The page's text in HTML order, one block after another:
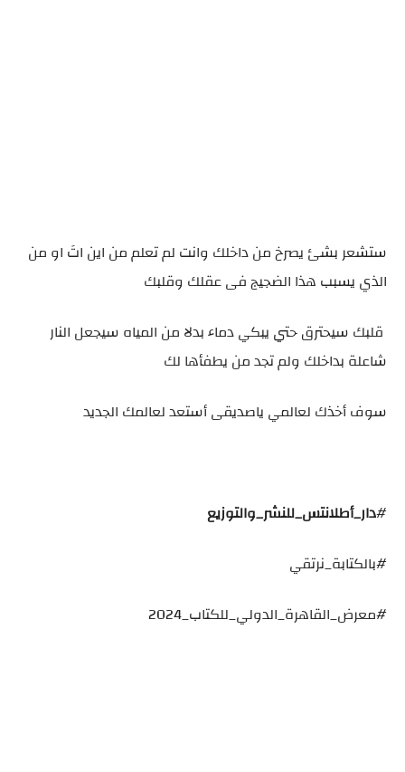
ستشعر بشئ يصرخ من داخلك وانت لم تعلم من اين اتَ او من
الذي يسبب هذا الضجيج فى عقلك وقلبك
قلبك سيحترق حتي يبكي دماء بدلا من المياه سيجعل النار
شاعلة بداخلك ولم تجد من يطفأها لك
سوف أخذك لعالمي ياصديقى أستعد لعالمك الجديد
#دار_أطلانتس_للنشر_والتوزيع
#بالكتابة_نرتقي
#معرض_القاهرة_الدولي_للكتاب_2024